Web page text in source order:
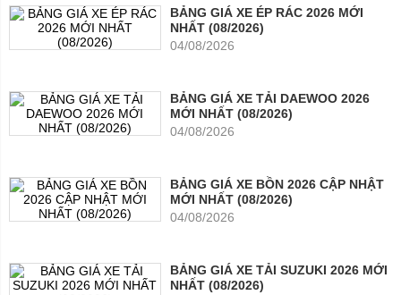
BẢNG GIÁ XE ÉP RÁC 2026 MỚI
NHẤT (08/2026)
04/08/2026
BẢNG GIÁ XE TẢI DAEWOO 2026
MỚI NHẤT (08/2026)
04/08/2026
BẢNG GIÁ XE BỒN 2026 CẬP NHẬT
MỚI NHẤT (08/2026)
04/08/2026
BẢNG GIÁ XE TẢI SUZUKI 2026 MỚI
NHẤT (08/2026)